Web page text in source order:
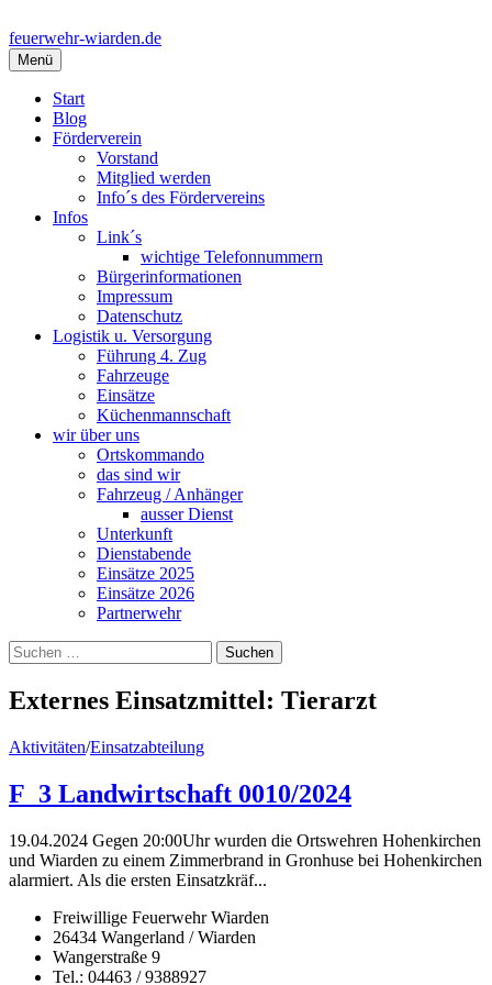
zum
Inhalt
feuerwehr-wiarden.de
Menü
Start
Blog
Förderverein
Vorstand
Mitglied werden
Info´s des Fördervereins
Infos
Link´s
wichtige Telefonnummern
Bürgerinformationen
Impressum
Datenschutz
Logistik u. Versorgung
Führung 4. Zug
Fahrzeuge
Einsätze
Küchenmannschaft
wir über uns
Ortskommando
das sind wir
Fahrzeug / Anhänger
ausser Dienst
Unterkunft
Dienstabende
Einsätze 2025
Einsätze 2026
Partnerwehr
Suchen
nach:
Externes Einsatzmittel: Tierarzt
Aktivitäten/Einsatzabteilung
F_3 Landwirtschaft 0010/2024
19.04.2024 Gegen 20:00Uhr wurden die Ortswehren Hohenkirchen
und Wiarden zu einem Zimmerbrand in Gronhuse bei Hohenkirchen
alarmiert. Als die ersten Einsatzkräf...
Freiwillige Feuerwehr Wiarden
26434 Wangerland / Wiarden
Wangerstraße 9
Tel.: 04463 / 9388927